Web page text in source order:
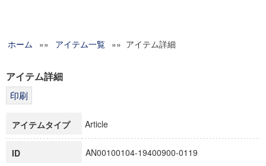
グローバルリサーチインスティテュート
科学研究費補助金研究成果報告書
博士課程教育リーディングプログラム「超成熟社会発展のサ
ホーム »» アイテム一覧 »» アイテム詳細
アイテム詳細
アイテムタイプ Article
ID AN00100104-19400900-0119